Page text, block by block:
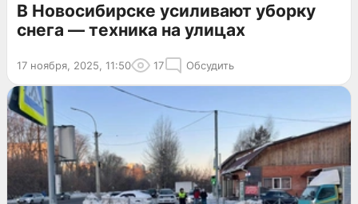
В Новосибирске усиливают уборку
снега — техника на улицах
17 ноября, 2025, 11:50 17 Обсудить